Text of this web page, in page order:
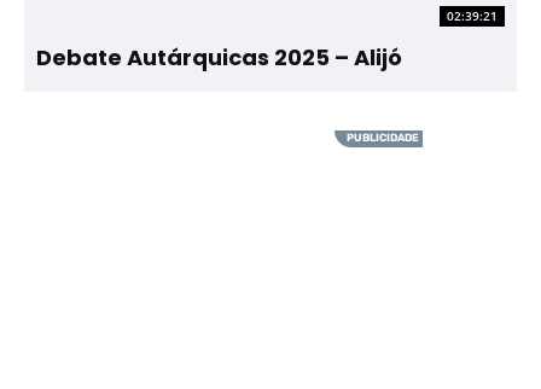
02:39:21
Debate Autárquicas 2025 – Alijó